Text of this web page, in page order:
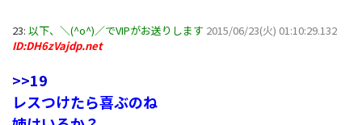
23: 以下、＼(^o^)／でVIPがお送りします 2015/06/23(火) 01:10:29.132
ID:DH6zVajdp.net
>>19
レスつけたら喜ぶのね